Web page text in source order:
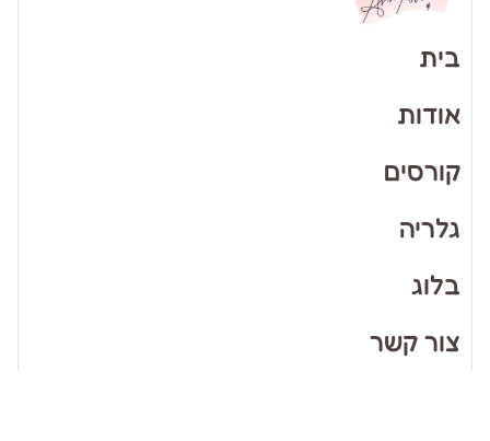
בית
אודות
קורסים
גלריה
בלוג
צור קשר